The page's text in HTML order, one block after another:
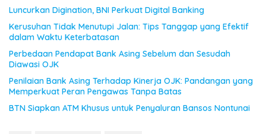
Luncurkan Digination, BNI Perkuat Digital Banking
Kerusuhan Tidak Menutupi Jalan: Tips Tanggap yang Efektif
dalam Waktu Keterbatasan
Perbedaan Pendapat Bank Asing Sebelum dan Sesudah
Diawasi OJK
Penilaian Bank Asing Terhadap Kinerja OJK: Pandangan yang
Memperkuat Peran Pengawas Tanpa Batas
BTN Siapkan ATM Khusus untuk Penyaluran Bansos Nontunai